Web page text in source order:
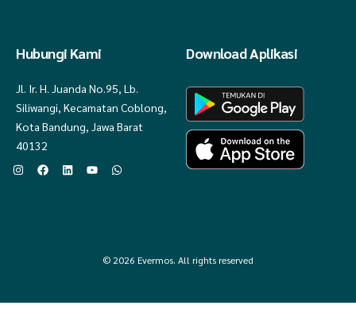
Hubungi Kami
Jl. Ir. H. Juanda No.95, Lb.
Siliwangi, Kecamatan Coblong,
Kota Bandung, Jawa Barat
40132
Download Aplikasi
© 2026 Evermos. All rights reserved